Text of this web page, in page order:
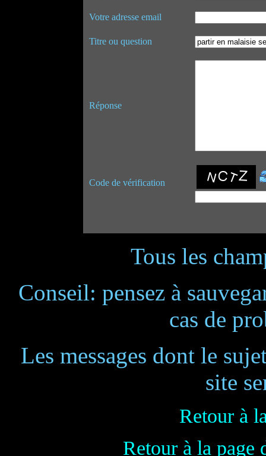
Votre adresse email
Titre ou question
Réponse
Code de vérification
Tous les
Conseil: pensez à
cas de
Les messages dont le
site
Retour à
Retour à la page